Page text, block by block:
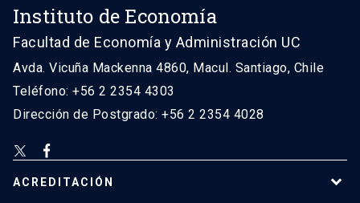
Instituto de Economía
Facultad de Economía y Administración UC
Avda. Vicuña Mackenna 4860, Macul. Santiago, Chile
Teléfono: +56 2 2354 4303
Dirección de Postgrado: +56 2 2354 4028
ACREDITACIÓN